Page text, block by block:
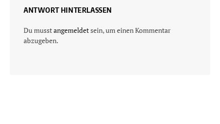
ANTWORT HINTERLASSEN
Du musstangemeldetsein, um einen Kommentar
abzugeben.